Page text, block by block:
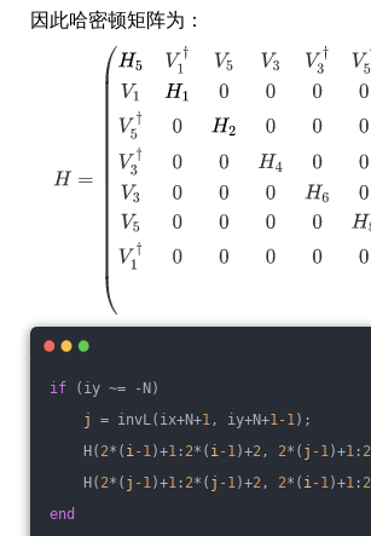
因此哈密顿矩阵为：
if (iy ~= -N)
j
= invL(ix+N+1 , iy+N+1 -1 );
H( 2*( i -1 )+1 : 2*( i -1 )+2 , 2*( j -1 )+1 : 2
H( 2*( j -1 )+1 : 2*( j -1 )+2 , 2*( i -1 )+1 : 2
end